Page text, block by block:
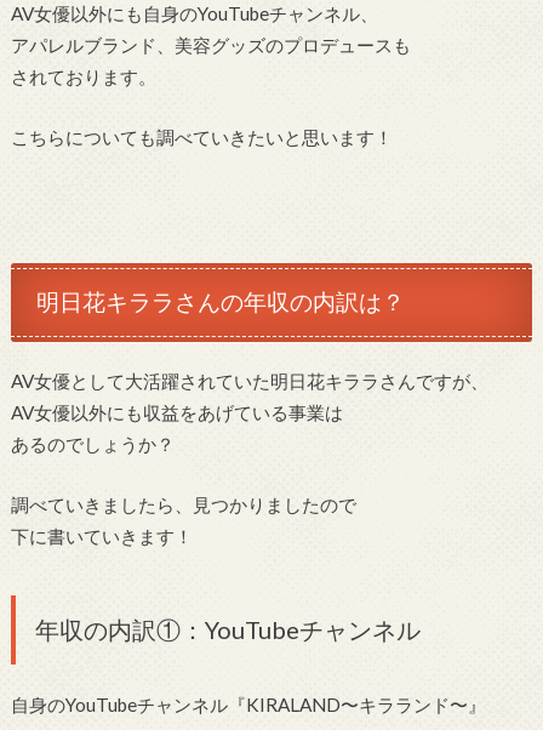
AV女優以外にも自身のYouTubeチャンネル、
アパレルブランド、美容グッズのプロデュースも
されております。
こちらについても調べていきたいと思います！
明日花キララさんの年収の内訳は？
AV女優として大活躍されていた明日花キララさんですが、
AV女優以外にも収益をあげている事業は
あるのでしょうか？
調べていきましたら、見つかりましたので
下に書いていきます！
年収の内訳①：YouTubeチャンネル
自身のYouTubeチャンネル『KIRALAND〜キラランド〜』